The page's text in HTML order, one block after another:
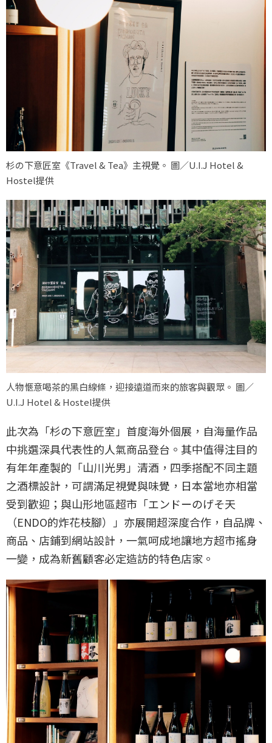
杉の下意匠室《Travel & Tea》主視覺。 圖／U.I.J Hotel &
Hostel提供
人物愜意喝茶的黑白線條，迎接遠道而來的旅客與觀眾。 圖／
U.I.J Hotel & Hostel提供
此次為「杉の下意匠室」首度海外個展，自海量作品
中挑選深具代表性的人氣商品登台。其中值得注目的
有年年產製的「山川光男」清酒，四季搭配不同主題
之酒標設計，可謂滿足視覺與味覺，日本當地亦相當
受到歡迎；與山形地區超市「エンドーのげそ天
（ENDO的炸花枝腳）」亦展開超深度合作，自品牌、
商品、店鋪到網站設計，一氣呵成地讓地方超市搖身
一變，成為新舊顧客必定造訪的特色店家。